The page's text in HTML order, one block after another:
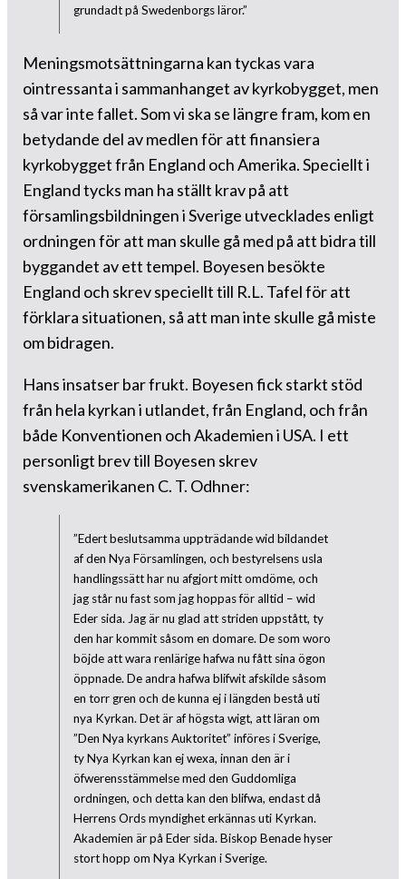
grundadt på Swedenborgs läror.”
Meningsmotsättningarna kan tyckas vara
ointressanta i sammanhanget av kyrkobygget, men
så var inte fallet. Som vi ska se längre fram, kom en
betydande del av medlen för att finansiera
kyrkobygget från England och Amerika. Speciellt i
England tycks man ha ställt krav på att
församlingsbildningen i Sverige utvecklades enligt
ordningen för att man skulle gå med på att bidra till
byggandet av ett tempel. Boyesen besökte
England och skrev speciellt till R.L. Tafel för att
förklara situationen, så att man inte skulle gå miste
om bidragen.
Hans insatser bar frukt. Boyesen fick starkt stöd
från hela kyrkan i utlandet, från England, och från
både Konventionen och Akademien i USA. I ett
personligt brev till Boyesen skrev
svenskamerikanen C. T. Odhner:
”Edert beslutsamma uppträdande wid bildandet
af den Nya Församlingen, och bestyrelsens usla
handlingssätt har nu afgjort mitt omdöme, och
jag står nu fast som jag hoppas för alltid – wid
Eder sida. Jag är nu glad att striden uppstått, ty
den har kommit såsom en domare. De som woro
böjde att wara renlärige hafwa nu fått sina ögon
öppnade. De andra hafwa blifwit afskilde såsom
en torr gren och de kunna ej i längden bestå uti
nya Kyrkan. Det är af högsta wigt, att läran om
”Den Nya kyrkans Auktoritet” införes i Sverige,
ty Nya Kyrkan kan ej wexa, innan den är i
öfwerensstämmelse med den Guddomliga
ordningen, och detta kan den blifwa, endast då
Herrens Ords myndighet erkännas uti Kyrkan.
Akademien är på Eder sida. Biskop Benade hyser
stort hopp om Nya Kyrkan i Sverige.